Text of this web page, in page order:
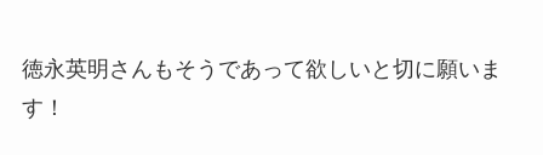
徳永英明さんもそうであって欲しいと切に願いま
す！